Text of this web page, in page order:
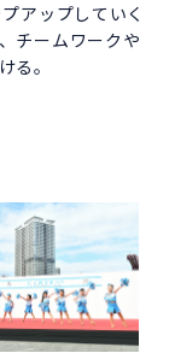
アップしていく
チームワークや
る。